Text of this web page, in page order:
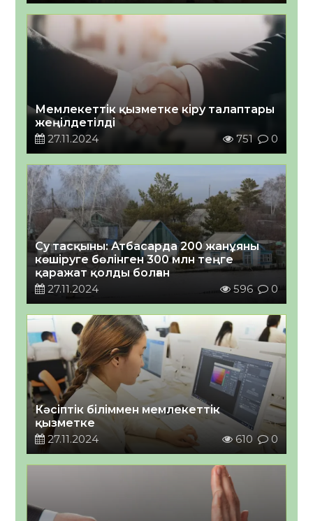
Мемлекеттік қызметке кіру талаптары
жеңілдетілді
27.11.2024
751 0
Су тасқыны: Атбасарда 200 жанұяны
көшіруге бөлінген 300 млн теңге
қаражат қолды болған
27.11.2024
596 0
Кәсіптік біліммен мемлекеттік
қызметке
27.11.2024
610 0